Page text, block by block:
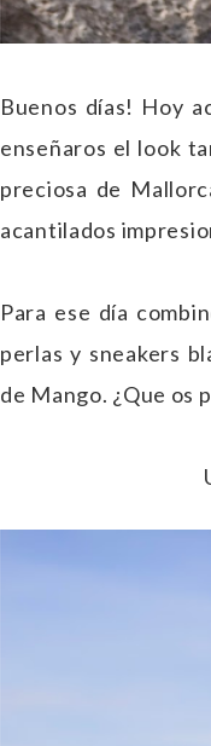
Buenos días! Hoy
enseñaros el look
preciosa de
acantilados
Para ese día
perlas y sneakers
de Mango. ¿Que os